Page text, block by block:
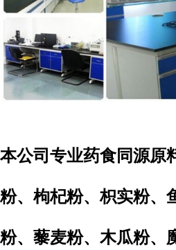
本公司专业药食同源原
粉、枸杞粉、枳实粉、
粉、藜麦粉、木瓜粉、